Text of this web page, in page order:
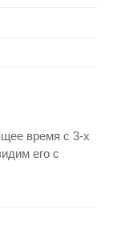
время с 3-х
его с